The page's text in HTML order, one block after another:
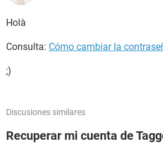
Holà
Consulta: Cómo cambiar la
;)
Discusiones similares
Recuperar mi cuenta de